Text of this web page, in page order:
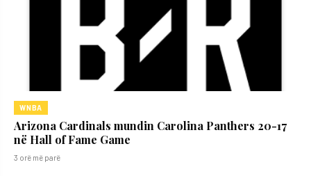
WNBA
Arizona Cardinals mundin Carolina Panthers 20-17
në Hall of Fame Game
3 orë më parë